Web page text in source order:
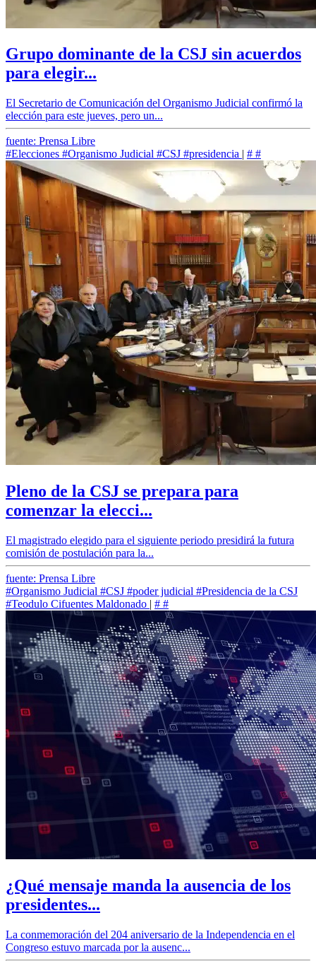
Grupo dominante de la CSJ sin acuerdos
para elegir...
El Secretario de Comunicación del Organismo Judicial confirmó la
elección para este jueves, pero un...
fuente: Prensa Libre
#Elecciones #Organismo Judicial #CSJ #presidencia | # #
Pleno de la CSJ se prepara para
comenzar la elecci...
El magistrado elegido para el siguiente periodo presidirá la futura
comisión de postulación para la...
fuente: Prensa Libre
#Organismo Judicial #CSJ #poder judicial #Presidencia de la CSJ
#Teodulo Cifuentes Maldonado | # #
¿Qué mensaje manda la ausencia de los
presidentes...
La conmemoración del 204 aniversario de la Independencia en el
Congreso estuvo marcada por la ausenc...